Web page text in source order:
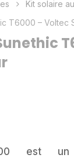
Kit solaire
T6000 – Voltec
est